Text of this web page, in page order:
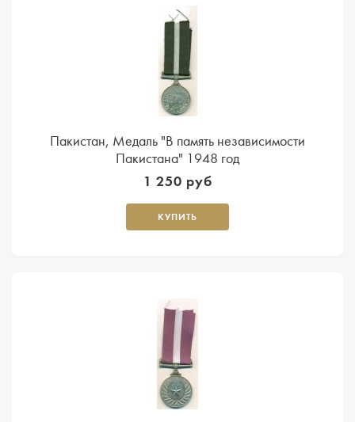
Пакистан, Медаль "В память независимости
Пакистана" 1948 год
1 250 руб
КУПИТЬ